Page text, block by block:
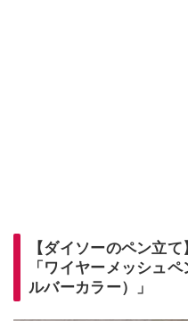
【ダイソーのペン立
「ワイヤーメッシュ
ルバーカラー）」